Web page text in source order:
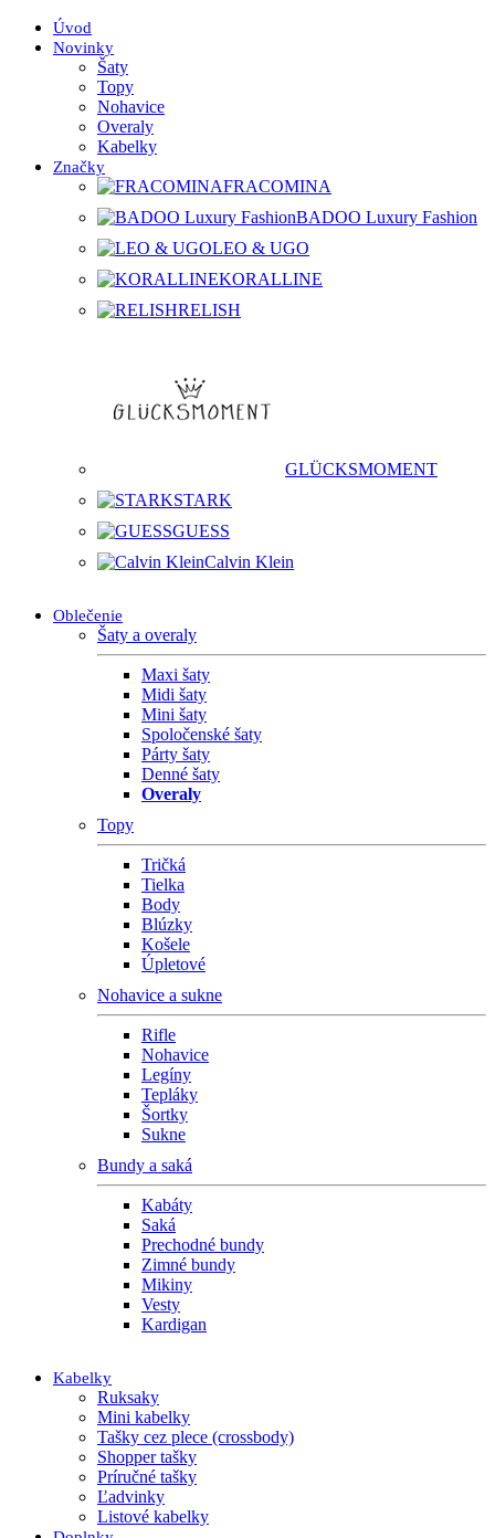
Úvod
Novinky
Šaty
Topy
Nohavice
Overaly
Kabelky
Značky
FRACOMINA
BADOO Luxury Fashion
LEO & UGO
KORALLINE
RELISH
GLÜCKSMOMENT
STARK
GUESS
Calvin Klein
Oblečenie
Šaty a overaly
Maxi šaty
Midi šaty
Mini šaty
Spoločenské šaty
Párty šaty
Denné šaty
Overaly
Topy
Tričká
Tielka
Body
Blúzky
Košele
Úpletové
Nohavice a sukne
Rifle
Nohavice
Legíny
Tepláky
Šortky
Sukne
Bundy a saká
Kabáty
Saká
Prechodné bundy
Zimné bundy
Mikiny
Vesty
Kardigan
Kabelky
Ruksaky
Mini kabelky
Tašky cez plece (crossbody)
Shopper tašky
Príručné tašky
Ľadvinky
Listové kabelky